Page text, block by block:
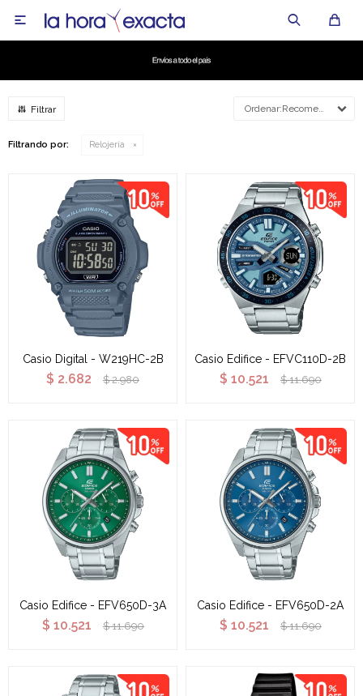

Recomendados
Filtrando por: Relojería
Casio Digital - W219HC-2B
$ 2.682 $ 2.980
Casio Edifice - EFVC110D-2B
$ 10.521 $ 11.690
Casio Edifice - EFV650D-3A
$ 10.521 $ 11.690
Casio Edifice - EFV650D-2A
$ 10.521 $ 11.690